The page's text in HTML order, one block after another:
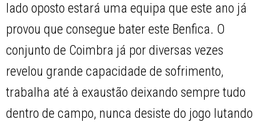
lado oposto estará uma equipa que este ano já
provou que consegue bater este Benfica. O
conjunto de Coimbra já por diversas vezes
revelou grande capacidade de sofrimento,
trabalha até à exaustão deixando sempre tudo
dentro de campo, nunca desiste do jogo lutando